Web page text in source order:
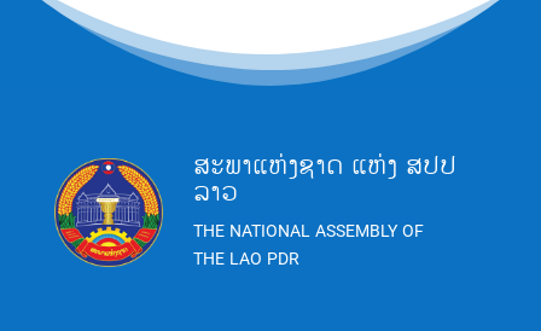
ສະພາແຫ່ງຊາດ ແຫ່ງ ສປປ
ລາວ
THE NATIONAL ASSEMBLY OF
THE LAO PDR